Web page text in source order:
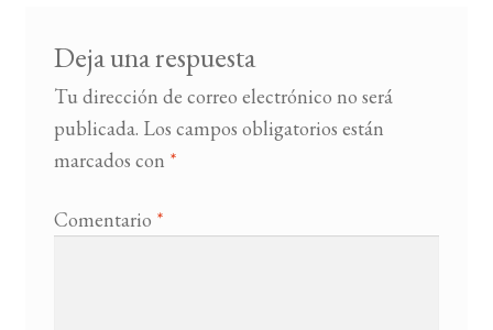
Deja una respuesta
Tu dirección de correo electrónico no será
publicada. Los campos obligatorios están
marcados con *
Comentario *